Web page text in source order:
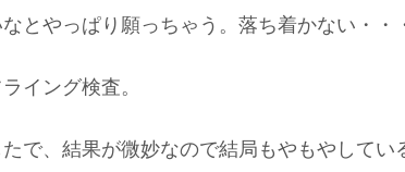
とやっぱり願っちゃう。落ち着かない・・
イング検査。
で、結果が微妙なので結局もやもやしてい